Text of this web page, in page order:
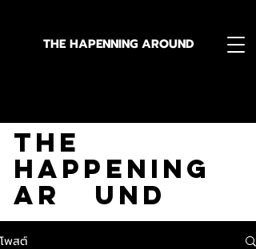
THE HAPENNING AROUND
The
Happening
Ar und
โพสต์